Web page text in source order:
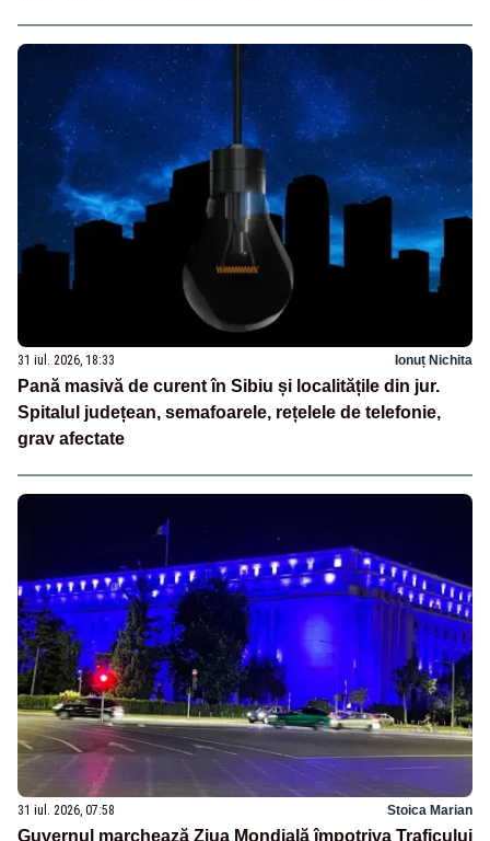
31 iul. 2026, 18:33 Ionuț Nichita
Pană masivă de curent în Sibiu și localitățile din jur.
Spitalul județean, semafoarele, rețelele de telefonie,
grav afectate
31 iul. 2026, 07:58 Stoica Marian
Guvernul marchează Ziua Mondială împotriva Traficului